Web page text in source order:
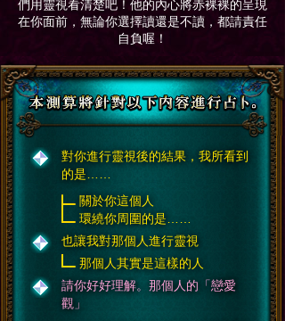
們用靈視看清楚吧！ 他的內心將赤裸裸的呈現
在你面前，無論你選擇讀還是不讀，都請責任
自負喔！
對你進行靈視後的結果，我所看到
的是……
關於你這個人
環繞你周圍的是……
也讓我對那個人進行靈視
那個人其實是這樣的人
請你好好理解。那個人的「戀愛
觀」